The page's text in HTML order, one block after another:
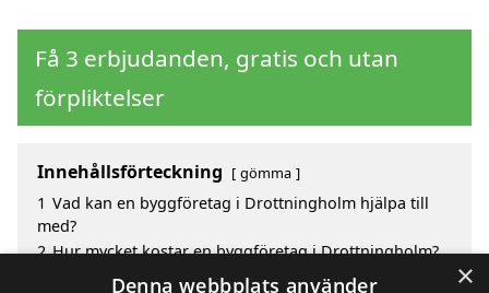
Få 3 erbjudanden, gratis och utan
förpliktelser
Innehållsförteckning gömma
1 Vad kan en byggföretag i Drottningholm hjälpa till
med?
2 Hur mycket kostar en byggföretag i Drottningholm?
Fördelar med att välja byggföretag i Drottningholm
×
Denna webbplats använder